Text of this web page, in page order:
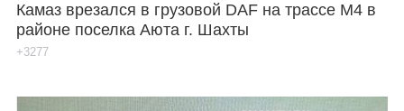
Камаз врезался в грузовой DAF на трассе М4 в
районе поселка Аюта г. Шахты
+3277